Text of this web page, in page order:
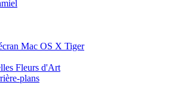
Mac OS X Tiger
Fleurs d'Art
plans